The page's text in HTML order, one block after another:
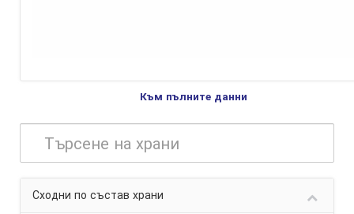
Към пълните данни
Сходни по състав храни